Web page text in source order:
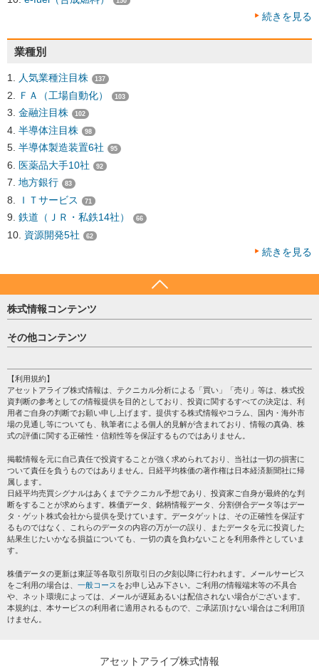
続きを見る
業種別
人気業種注目株 137
ＦＡ（工場自動化） 103
金融注目株 102
半導体注目株 98
半導体製造装置6社 95
医薬品大手10社 92
地方銀行 83
ＩＴサービス 71
鉄道（ＪＲ・私鉄14社） 66
資源開発5社 62
続きを見る
株式情報コンテンツ
日経平均
売買シグナル
株テーマ情報
海外市況
投資カレンダー
格付け情報
その他コンテンツ
個人情報保護方針
プライバシーポリシー
会社案内
サイトマップ
過去データ
【利用規約】
アセットアライブ株式情報は、テクニカル分析による「買い」「売り」等は、株式投
資判断の参考としての情報提供を目的としており、投資に関するすべての決定は、利
用者ご自身の判断でお願い申し上げます。提供する株式情報やコラム、国内・海外市
場の見通し等についても、執筆者による個人的見解が含まれており、情報の真偽、株
式の評価に関する正確性・信頼性等を保証するものではありません。
掲載情報を元に自己責任で投資することが強く求められており、当社は一切の損害に
ついて責任を負うものではありません。日経平均株価の著作権は日本経済新聞社に帰
属します。
日経平均売買シグナルはあくまでテクニカル予想であり、投資家ご自身が最終的な判
断をすることが求めらます。株価データ、銘柄情報データ、分割併合データ等はデー
タ・ゲット株式会社から提供を受けています。データゲットは、その正確性を保証す
るものではなく、これらのデータの内容の万が一の誤り、またデータを元に投資した
結果生じたいかなる損益についても、一切の責を負わないことを利用条件としていま
す。
株価データの更新は東証等各取引所取引日の夕刻以降に行われます。メールサービス
をご利用の場合は、 一般コース をお申し込み下さい。ご利用の情報端末等の不具合
や、ネット環境によっては、メールが遅延あるいは配信されない場合がございます。
本規約は、本サービスの利用者に適用されるもので、ご承諾頂けない場合はご利用頂
けません。
アセットアライブ株式情報